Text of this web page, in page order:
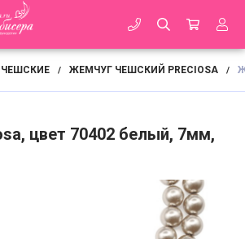
/ ЖЕМЧУГ ЧЕШСКИЙ PRECIOSA /
цвет 70402 белый, 7мм,